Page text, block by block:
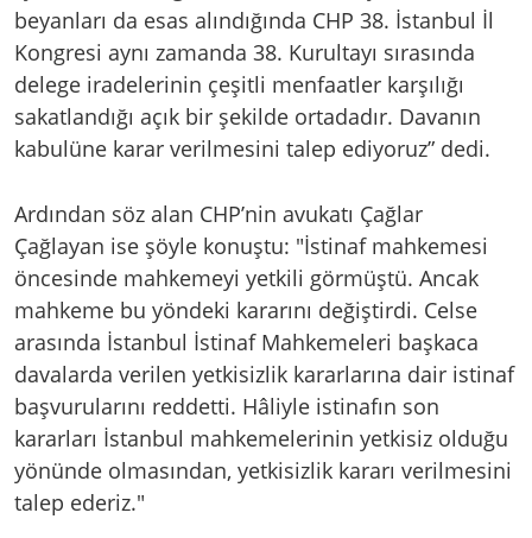
beyanları da esas alındığında CHP 38. İstanbul İl
Kongresi aynı zamanda 38. Kurultayı sırasında
delege iradelerinin çeşitli menfaatler karşılığı
sakatlandığı açık bir şekilde ortadadır. Davanın
kabulüne karar verilmesini talep ediyoruz” dedi.
Ardından söz alan CHP’nin avukatı Çağlar
Çağlayan ise şöyle konuştu: "İstinaf mahkemesi
öncesinde mahkemeyi yetkili görmüştü. Ancak
mahkeme bu yöndeki kararını değiştirdi. Celse
arasında İstanbul İstinaf Mahkemeleri başkaca
davalarda verilen yetkisizlik kararlarına dair istinaf
başvurularını reddetti. Hâliyle istinafın son
kararları İstanbul mahkemelerinin yetkisiz olduğu
yönünde olmasından, yetkisizlik kararı verilmesini
talep ederiz."